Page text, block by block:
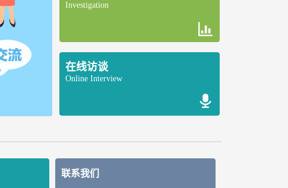
Investigation
在线访谈
Online Interview
联系我们